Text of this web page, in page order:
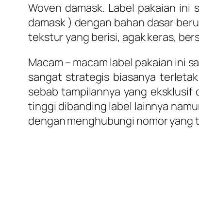
Woven damask. Label pakaian
damask ) dengan bahan dasar
tekstur yang berisi, agak keras,
Macam – macam label pakaian ini
sangat strategis biasanya
sebab tampilannya yang eksklusif
tinggi dibanding label lainnya
dengan menghubungi nomor yang